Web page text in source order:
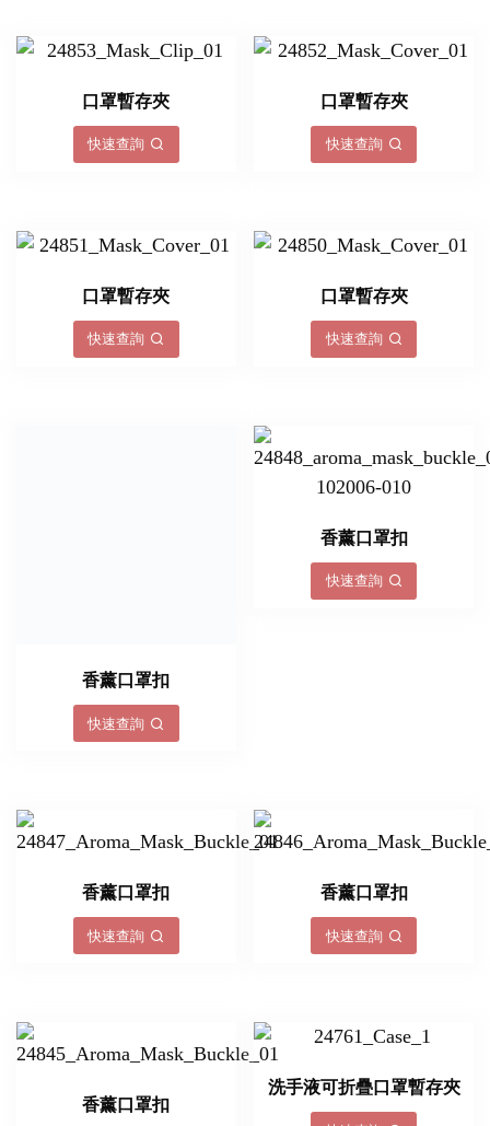
口罩暫存夾
快速查詢
口罩暫存夾
快速查詢
口罩暫存夾
快速查詢
口罩暫存夾
快速查詢
香薰口罩扣
快速查詢
香薰口罩扣
快速查詢
香薰口罩扣
快速查詢
香薰口罩扣
快速查詢
香薰口罩扣
洗手液可折疊口罩暫存夾